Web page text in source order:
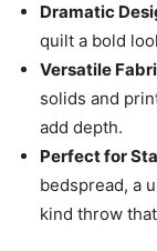
Dramatic
quilt a bold
Versatile
solids and
add depth.
Perfect for
bedspread, a
kind throw